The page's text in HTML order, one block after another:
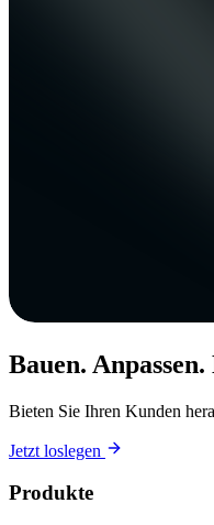
Bauen.
Bieten Sie Ihren Kunden
Jetzt loslegen
Produkte